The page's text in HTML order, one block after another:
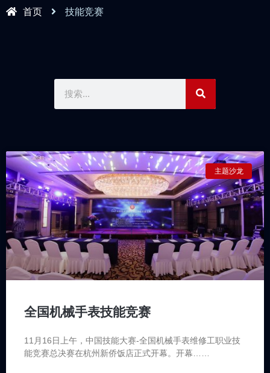
首页 技能竞赛
主题沙龙
全国机械手表技能竞赛
11月16日上午，中国技能大赛-全国机械手表维修工职业技
能竞赛总决赛在杭州新侨饭店正式开幕。开幕……